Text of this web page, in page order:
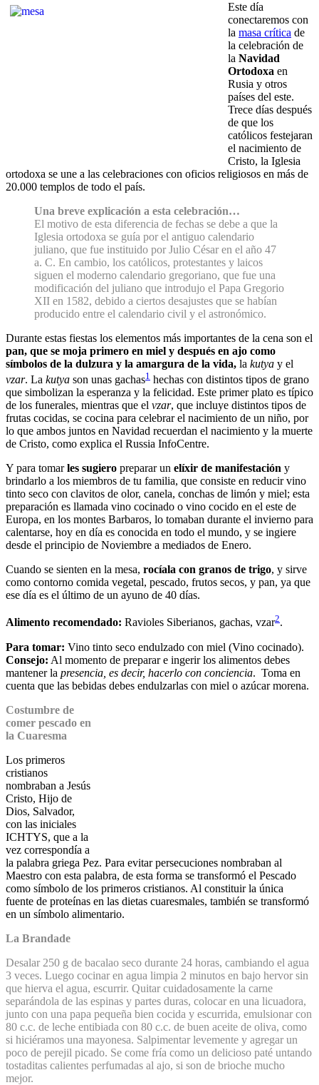
Este día
conectaremos con
la masa crítica de
la celebración de
la Navidad
Ortodoxa en
Rusia y otros
países del este.
Trece días después
de que los
católicos festejaran
el nacimiento de
Cristo, la Iglesia
ortodoxa se une a las celebraciones con oficios religiosos en más de
20.000 templos de todo el país.
Una breve explicación a esta celebración…
El motivo de esta diferencia de fechas se debe a que la
Iglesia ortodoxa se guía por el antiguo calendario
juliano, que fue instituido por Julio César en el año 47
a. C. En cambio, los católicos, protestantes y laicos
siguen el moderno calendario gregoriano, que fue una
modificación del juliano que introdujo el Papa Gregorio
XII en 1582, debido a ciertos desajustes que se habían
producido entre el calendario civil y el astronómico.
Durante estas fiestas los elementos más importantes de la cena son el
pan, que se moja primero en miel y después en ajo como
símbolos de la dulzura y la amargura de la vida, la kutya y el
vzar. La kutya son unas gachas1 hechas con distintos tipos de grano
que simbolizan la esperanza y la felicidad. Este primer plato es típico
de los funerales, mientras que el vzar, que incluye distintos tipos de
frutas cocidas, se cocina para celebrar el nacimiento de un niño, por
lo que ambos juntos en Navidad recuerdan el nacimiento y la muerte
de Cristo, como explica el Russia InfoCentre.
Y para tomarles sugiero preparar un elíxir de manifestación y
brindarlo a los miembros de tu familia, que consiste en reducir vino
tinto seco con clavitos de olor, canela, conchas de limón y miel; esta
preparación es llamada vino cocinado o vino cocido en el este de
Europa, en los montes Barbaros, lo tomaban durante el invierno para
calentarse, hoy en día es conocida en todo el mundo, y se ingiere
desde el principio de Noviembre a mediados de Enero.
Cuando se sienten en la mesa, rocíala con granos de trigo, y sirve
como contorno comida vegetal, pescado, frutos secos, y pan, ya que
ese día es el último de un ayuno de 40 días.
Alimento recomendado: Ravioles Siberianos, gachas, vzar2.
Para tomar: Vino tinto seco endulzado con miel (Vino cocinado).
Consejo: Al momento de preparar e ingerir los alimentos debes
mantener la presencia, es decir, hacerlo con conciencia. Toma en
cuenta que las bebidas debes endulzarlas con miel o azúcar morena.
Costumbre de
comer pescado en
la Cuaresma
Los primeros
cristianos
nombraban a Jesús
Cristo, Hijo de
Dios, Salvador,
con las iniciales
ICHTYS, que a la
vez correspondía a
la palabra griega Pez. Para evitar persecuciones nombraban al
Maestro con esta palabra, de esta forma se transformó el Pescado
como símbolo de los primeros cristianos. Al constituir la única
fuente de proteínas en las dietas cuaresmales, también se transformó
en un símbolo alimentario.
La Brandade
Desalar 250 g de bacalao seco durante 24 horas, cambiando el agua
3 veces. Luego cocinar en agua limpia 2 minutos en bajo hervor sin
que hierva el agua, escurrir. Quitar cuidadosamente la carne
separándola de las espinas y partes duras, colocar en una licuadora,
junto con una papa pequeña bien cocida y escurrida, emulsionar con
80 c.c. de leche entibiada con 80 c.c. de buen aceite de oliva, como
si hiciéramos una mayonesa. Salpimentar levemente y agregar un
poco de perejil picado. Se come fría como un delicioso paté untando
tostaditas calientes perfumadas al ajo, si son de brioche mucho
mejor.